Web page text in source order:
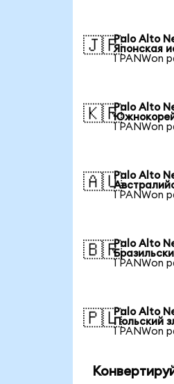
🇯🇵Palo Alto
Японская
1 PANWon
🇰🇷Palo Alto
1 PANWon
🇦🇺Palo Alto
1 PANWon
🇧🇷Palo Alto
1 PANWon
🇵🇱Palo Alto
Польский
1 PANWon